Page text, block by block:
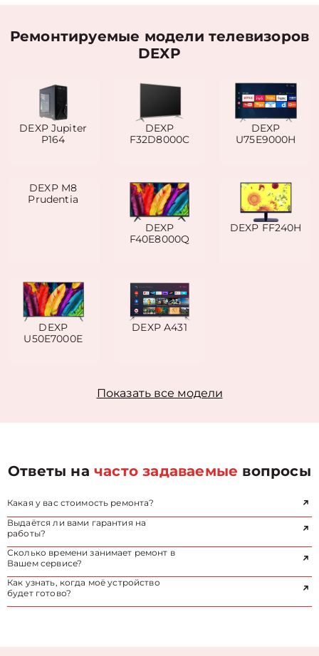
Ремонтируемые модели телевизоров
DEXP
DEXP Jupiter
P164
DEXP
F32D8000C
DEXP
U75E9000H
DEXP M8
Prudentia
DEXP
F40E8000Q
DEXP FF240H
DEXP
U50E7000E
DEXP A431
Показать все модели
Ответы начасто задаваемые вопросы
Какая у вас стоимость ремонта?
Выдаётся ли вами гарантия на
работы?
Сколько времени занимает ремонт в
Вашем сервисе?
Как узнать, когда моё устройство
будет готово?